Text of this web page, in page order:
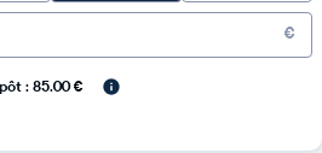
€
: 85.00 €